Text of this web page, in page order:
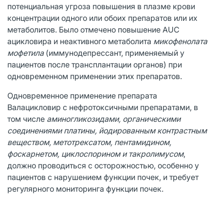
потенциальная угроза повышения в плазме крови
концентрации одного или обоих препаратов или их
метаболитов. Было отмечено повышение AUC
ацикловира и неактивного метаболита микофенолата
мофетила(иммунодепрессант, применяемый у
пациентов после трансплантации органов) при
одновременном применении этих препаратов.
Одновременное применение препарата
Валацикловир с нефротоксичными препаратами, в
том числе аминогликозидами, органическими
соединениями платины, йодированным контрастным
веществом, метотрексатом, пентамидином,
фоскарнетом, циклоспорином и такролимусом,
должно проводиться с осторожностью, особенно у
пациентов с нарушением функции почек, и требует
регулярного мониторинга функции почек.